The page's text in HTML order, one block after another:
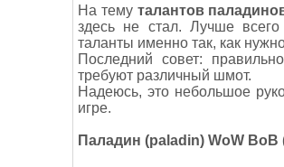
На тему талантов
здесь не стал. Лучше всего
таланты именно так, как
Последний совет:
требуют различный шмот.
Надеюсь, это небольшое
игре.
Паладин (paladin) WoW